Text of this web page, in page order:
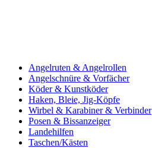
Angelruten & Angelrollen
Angelschnüre & Vorfächer
Köder & Kunstköder
Haken, Bleie, Jig-Köpfe
Wirbel & Karabiner & Verbinder
Posen & Bissanzeiger
Landehilfen
Taschen/Kästen